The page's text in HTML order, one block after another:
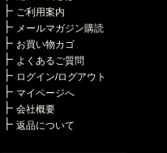
ご利用案内
メールマガジン購読
お買い物カゴ
よくあるご質問
ログイン/ログアウト
マイページへ
会社概要
返品について